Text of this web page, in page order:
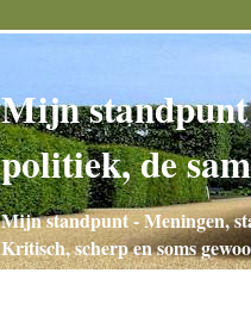
Mijn
politiek, de
Mijn standpunt - Meningen,
Kritisch, scherp en soms